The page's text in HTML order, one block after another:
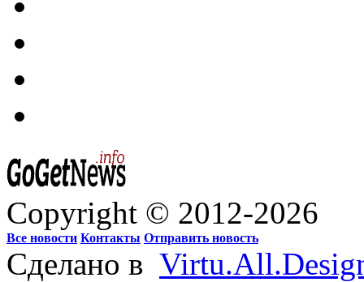
Copyright © 2012-2026
Все новости Контакты Отправить новость
Сделано в